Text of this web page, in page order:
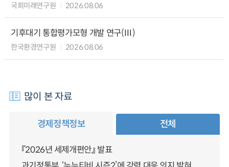
국회미래연구원 2026.08.06
기후대기 통합평가모형 개발 연구(Ⅲ)
한국환경연구원 2026.08.06
많이 본 자료
경제정책정보 전체
『2026년 세제개편안』 발표